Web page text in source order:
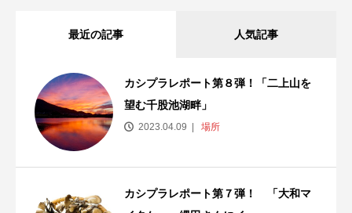
最近の記事 人気記事
カシプラレポート第８弾！「二上山を
望む千股池湖畔」
2023.04.09 場所
カシプラレポート第７弾！ 「大和マ